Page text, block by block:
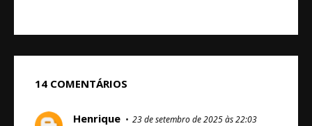
14 COMENTÁRIOS
Henrique 23 de setembro de 2025 às 22:03